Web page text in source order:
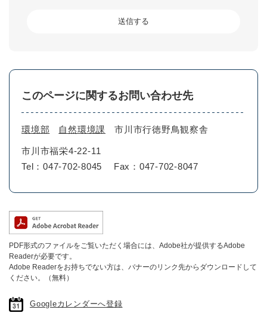
このページに関するお問い合わせ先
環境部 自然環境課 市川市行徳野鳥観察舎
市川市福栄4-22-11
Tel：047-702-8045
Fax：047-702-8047
PDF形式のファイルをご覧いただく場合には、Adobe社が提供するAdobe
Readerが必要です。
Adobe Readerをお持ちでない方は、バナーのリンク先からダウンロードして
ください。（無料）
Googleカレンダーへ登録